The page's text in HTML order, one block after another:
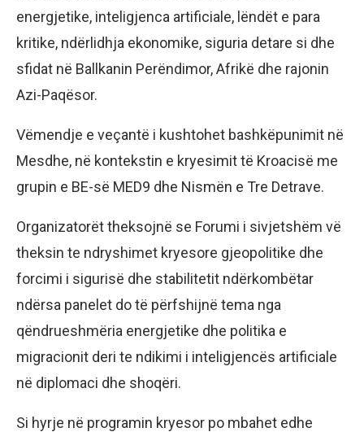
energjetike, inteligjenca artificiale, lëndët e para
kritike, ndërlidhja ekonomike, siguria detare si dhe
sfidat në Ballkanin Perëndimor, Afrikë dhe rajonin
Azi-Paqësor.
Vëmendje e veçantë i kushtohet bashkëpunimit në
Mesdhe, në kontekstin e kryesimit të Kroacisë me
grupin e BE-së MED9 dhe Nismën e Tre Detrave.
Organizatorët theksojnë se Forumi i sivjetshëm vë
theksin te ndryshimet kryesore gjeopolitike dhe
forcimi i sigurisë dhe stabilitetit ndërkombëtar
ndërsa panelet do të përfshijnë tema nga
qëndrueshmëria energjetike dhe politika e
migracionit deri te ndikimi i inteligjencës artificiale
në diplomaci dhe shoqëri.
Si hyrje në programin kryesor po mbahet edhe